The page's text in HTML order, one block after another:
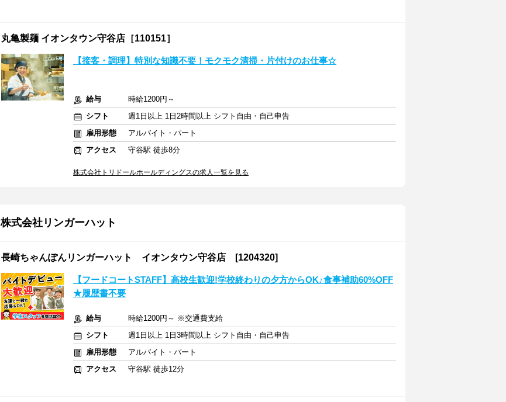
丸亀製麺 イオンタウン守谷店［110151］
【接客・調理】特別な知識不要！モクモク清掃・片付けのお仕事☆
給与
時給1200円～
シフト
週1日以上 1日2時間以上 シフト自由・自己申告
雇用形態
アルバイト・パート
アクセス
守谷駅 徒歩8分
株式会社トリドールホールディングスの求人一覧を見る
株式会社リンガーハット
長崎ちゃんぽんリンガーハット イオンタウン守谷店 [1204320]
【フードコートSTAFF】高校生歓迎!学校終わりの夕方からOK♪食事補助60%OFF
★履歴書不要
給与
時給1200円～ ※交通費支給
シフト
週1日以上 1日3時間以上 シフト自由・自己申告
雇用形態
アルバイト・パート
アクセス
守谷駅 徒歩12分